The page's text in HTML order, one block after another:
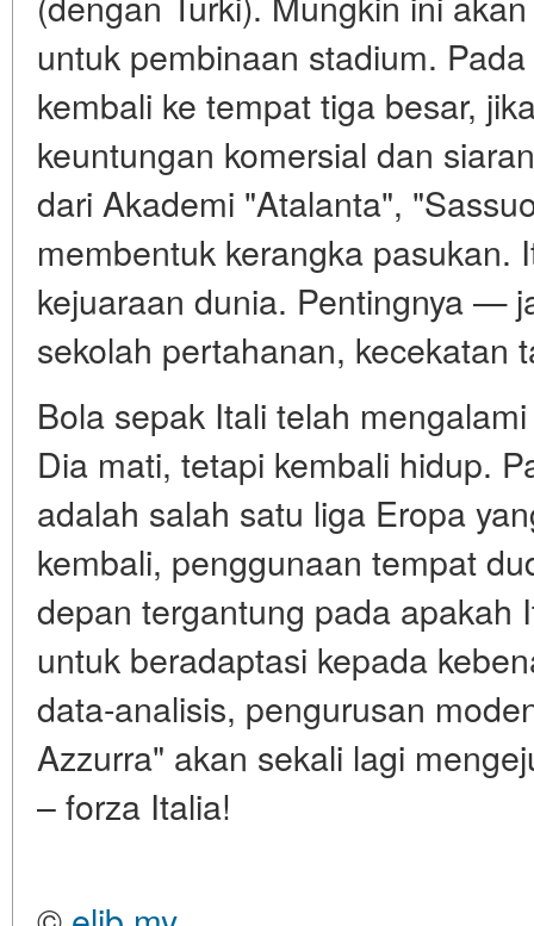
untuk pembinaan stadium.
kembali ke tempat tiga besar,
keuntungan komersial dan
dari Akademi "Atalanta",
membentuk kerangka pasukan.
kejuaraan dunia. Pentingnya —
sekolah pertahanan, kecekatan
Bola sepak Itali telah
Dia mati, tetapi kembali hidup.
adalah salah satu liga Eropa
kembali, penggunaan tempat
depan tergantung pada apakah
untuk beradaptasi kepada
data-analisis, pengurusan
Azzurra" akan sekali lagi
– forza Italia!